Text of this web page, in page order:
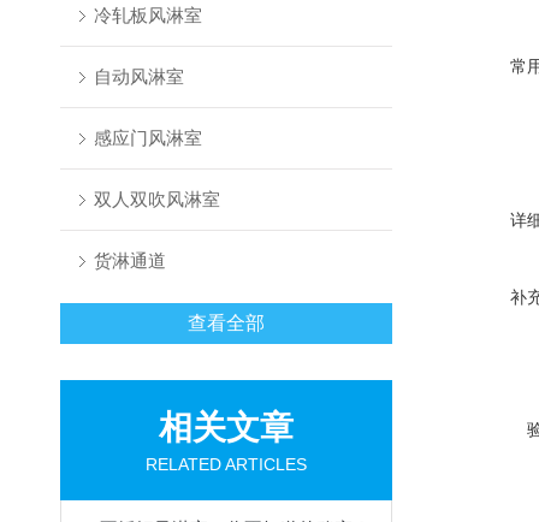
冷轧板风淋室
自动风淋室
感应门风淋室
双人双吹风淋室
货淋通道
查看全部
相关文章
RELATED ARTICLES
常
详
补